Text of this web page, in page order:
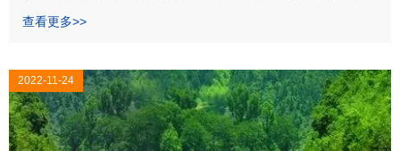
查看更多>>
2022-11-24